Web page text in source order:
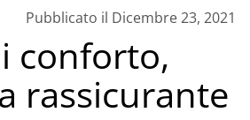
Pubblicato il Dicembre 23, 2021
conforto,
rassicurante